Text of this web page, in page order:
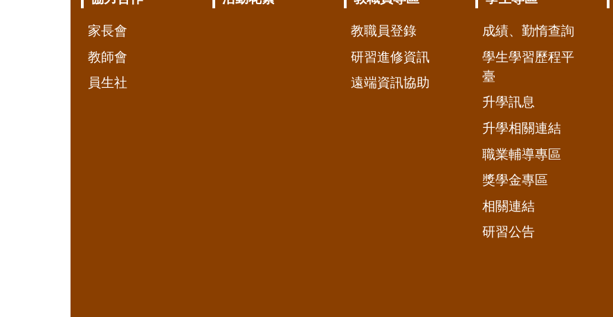
家長會
教師會
員生社
教職員登錄
研習進修資訊
遠端資訊協助
成績、勤惰查詢
學生學習歷程平
臺
升學訊息
升學相關連結
職業輔導專區
獎學金專區
相關連結
研習公告